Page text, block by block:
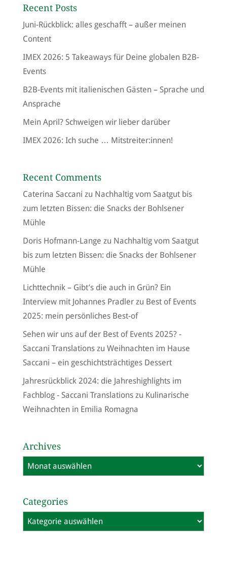
Recent Posts
Juni-Rückblick: alles geschafft – außer meinen
Content
IMEX 2026: 5 Takeaways für Deine globalen B2B-
Events
B2B-Events mit italienischen Gästen – Sprache und
Ansprache
Mein April? Schweigen wir lieber darüber
IMEX 2026: Ich suche … Mitstreiter:innen!
Recent Comments
Caterina Saccani zu Nachhaltig vom Saatgut bis
zum letzten Bissen: die Snacks der Bohlsener
Mühle
Doris Hofmann-Lange zu Nachhaltig vom Saatgut
bis zum letzten Bissen: die Snacks der Bohlsener
Mühle
Lichttechnik – Gibt’s die auch in Grün? Ein
Interview mit Johannes Pradlerzu Best of Events
2025: mein persönliches Best-of
Sehen wir uns auf der Best of Events 2025? -
Saccani Translationszu Weihnachten im Hause
Saccani – ein geschichtsträchtiges Dessert
Jahresrückblick 2024: die Jahreshighlights im
Fachblog - Saccani Translationszu Kulinarische
Weihnachten in Emilia Romagna
Archives
Archives
Categories
Categories